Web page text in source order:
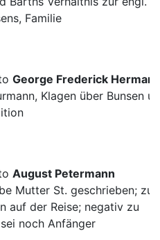
Familie
George Frederick Herman
Klagen über Bunsen
August Petermann
Mutter St. geschrieben; zu
auf der Reise; negativ zu
noch Anfänger